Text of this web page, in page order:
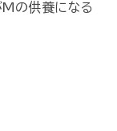
Mの供養になる